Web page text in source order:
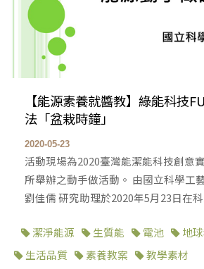
【能源素養就醬教】綠能科技
法「盆栽時鐘」
2020-05-23
活動現場為2020臺灣能潔能科技創意
所舉辦之動手做活動。 由國立科學工
劉佳儒 研究助理於2020年5月23日在
潔淨能源 生質能 電池 地
生活品質
素養教案
教學素材